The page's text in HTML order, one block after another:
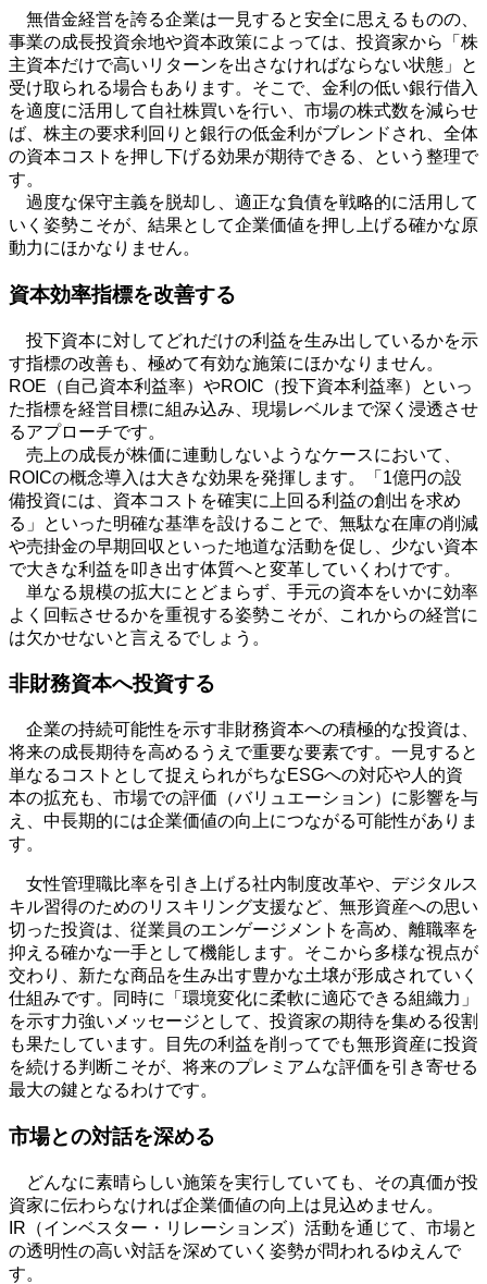
無借金経営を誇る企業は一見すると安全に思えるものの、
事業の成長投資余地や資本政策によっては、投資家から「株
主資本だけで高いリターンを出さなければならない状態」と
受け取られる場合もあります。そこで、金利の低い銀行借入
を適度に活用して自社株買いを行い、市場の株式数を減らせ
ば、株主の要求利回りと銀行の低金利がブレンドされ、全体
の資本コストを押し下げる効果が期待できる、という整理で
す。
過度な保守主義を脱却し、適正な負債を戦略的に活用して
いく姿勢こそが、結果として企業価値を押し上げる確かな原
動力にほかなりません。
資本効率指標を改善する
投下資本に対してどれだけの利益を生み出しているかを示
す指標の改善も、極めて有効な施策にほかなりません。
ROE （自己資本利益率）やROIC （投下資本利益率）といっ
た指標を経営目標に組み込み、現場レベルまで深く浸透させ
るアプローチです。
売上の成長が株価に連動しないようなケースにおいて、
ROICの概念導入は大きな効果を発揮します。「 1億円の設
備投資には、資本コストを確実に上回る利益の創出を求め
る」といった明確な基準を設けることで、無駄な在庫の削減
や売掛金の早期回収といった地道な活動を促し、少ない資本
で大きな利益を叩き出す体質へと変革していくわけです。
単なる規模の拡大にとどまらず、手元の資本をいかに効率
よく回転させるかを重視する姿勢こそが、これからの経営に
は欠かせないと言えるでしょう。
非財務資本へ投資する
企業の持続可能性を示す非財務資本への積極的な投資は、
将来の成長期待を高めるうえで重要な要素です。一見すると
単なるコストとして捉えられがちなESGへの対応や人的資
本の拡充も、市場での評価（バリュエーション）に影響を与
え、中長期的には企業価値の向上につながる可能性がありま
す。
女性管理職比率を引き上げる社内制度改革や、デジタルス
キル習得のためのリスキリング支援など、無形資産への思い
切った投資は、従業員のエンゲージメントを高め、離職率を
抑える確かな一手として機能します。そこから多様な視点が
交わり、新たな商品を生み出す豊かな土壌が形成されていく
仕組みです。同時に「環境変化に柔軟に適応できる組織力」
を示す力強いメッセージとして、投資家の期待を集める役割
も果たしています。目先の利益を削ってでも無形資産に投資
を続ける判断こそが、将来のプレミアムな評価を引き寄せる
最大の鍵となるわけです。
市場との対話を深める
どんなに素晴らしい施策を実行していても、その真価が投
資家に伝わらなければ企業価値の向上は見込めません。
IR （インベスター・リレーションズ）活動を通じて、市場と
の透明性の高い対話を深めていく姿勢が問われるゆえんで
す。